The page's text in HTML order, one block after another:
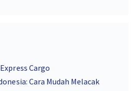
Cargo
Cara Mudah Melacak